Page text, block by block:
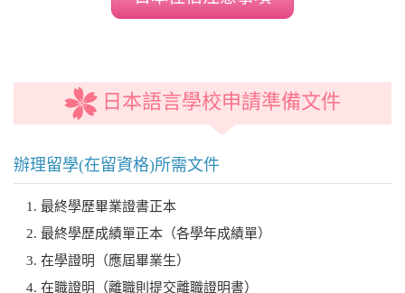
日本語言學校申請準備文件
辦理留學(在留資格)所需文件
最終學歷畢業證書正本
最終學歷成績單正本（各學年成績單）
在學證明（應屆畢業生）
在職證明（離職則提交離職證明書）